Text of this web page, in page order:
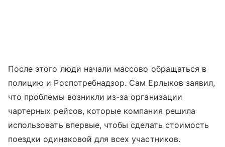
После этого люди начали массово обращаться в
полицию и Роспотребнадзор. Сам Ерлыков заявил,
что проблемы возникли из-за организации
чартерных рейсов, которые компания решила
использовать впервые, чтобы сделать стоимость
поездки одинаковой для всех участников.